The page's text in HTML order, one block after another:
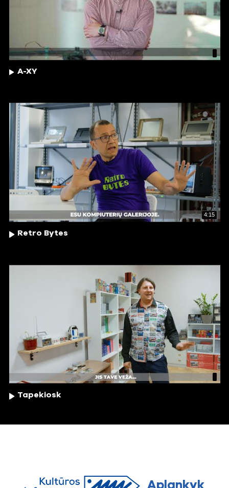
A-XY
4:15
Retro Bytes
Tapekiosk